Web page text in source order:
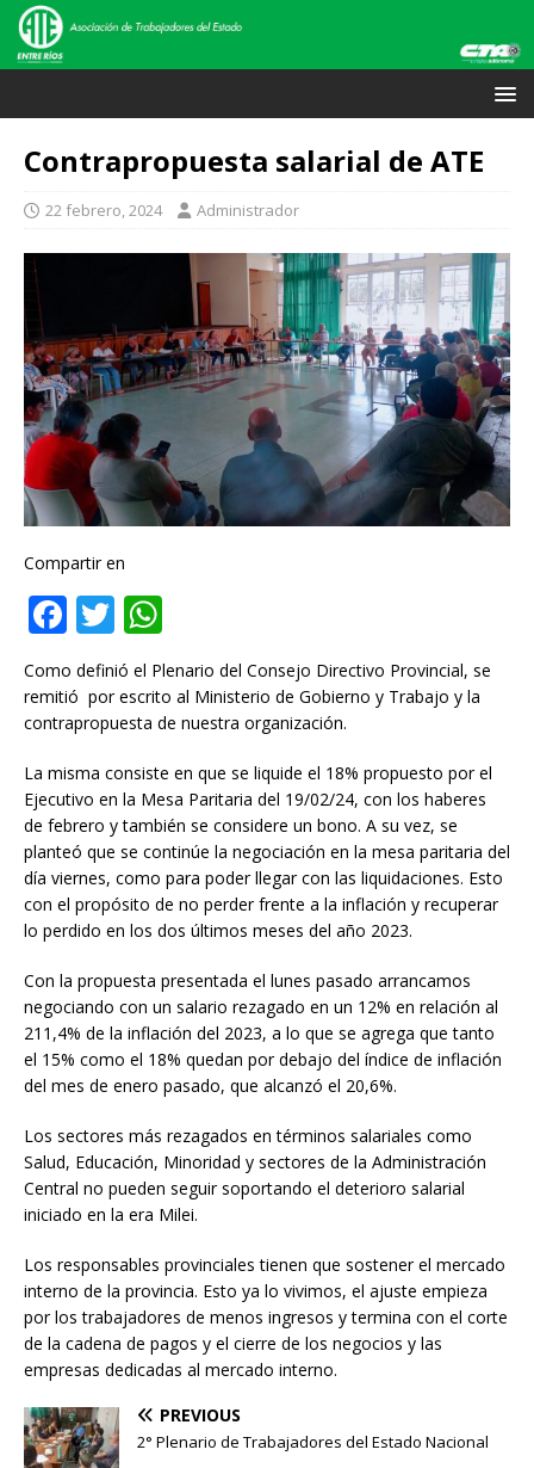
Contrapropuesta salarial de ATE
22 febrero, 2024 Administrador
Compartir en
F
a
c
e
b
o
o
k
T
w
it
te
r
h
at
s
A
p
p
Como definió el Plenario del Consejo Directivo Provincial, se
remitió por escrito al Ministerio de Gobierno y Trabajo y la
contrapropuesta de nuestra organización.
La misma consiste en que se liquide el 18% propuesto por el
Ejecutivo en la Mesa Paritaria del 19/02/24, con los haberes
de febrero y también se considere un bono. A su vez, se
planteó que se continúe la negociación en la mesa paritaria del
día viernes, como para poder llegar con las liquidaciones. Esto
con el propósito de no perder frente a la inflación y recuperar
lo perdido en los dos últimos meses del año 2023.
Con la propuesta presentada el lunes pasado arrancamos
negociando con un salario rezagado en un 12% en relación al
211,4% de la inflación del 2023, a lo que se agrega que tanto
el 15% como el 18% quedan por debajo del índice de inflación
del mes de enero pasado, que alcanzó el 20,6%.
Los sectores más rezagados en términos salariales como
Salud, Educación, Minoridad y sectores de la Administración
Central no pueden seguir soportando el deterioro salarial
iniciado en la era Milei.
Los responsables provinciales tienen que sostener el mercado
interno de la provincia. Esto ya lo vivimos, el ajuste empieza
por los trabajadores de menos ingresos y termina con el corte
de la cadena de pagos y el cierre de los negocios y las
empresas dedicadas al mercado interno.
PREVIOUS
2° Plenario de Trabajadores del Estado Nacional